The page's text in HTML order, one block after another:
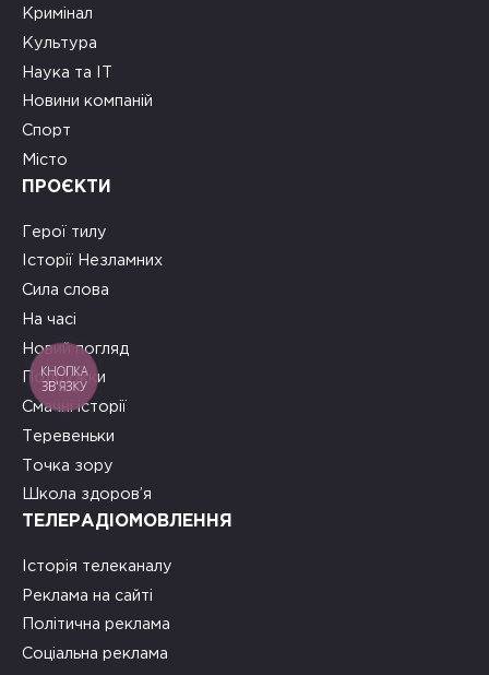
Кримінал
Культура
Наука та ІТ
Новини компаній
Спорт
Місто
ПРОЄКТИ
Герої тилу
Історії Незламних
Сила слова
На часі
Новий погляд
Подружки
Смачні історії
Теревеньки
Точка зору
Школа здоров’я
ТЕЛЕРАДІОМОВЛЕННЯ
Історія телеканалу
Реклама на сайті
Політична реклама
Соціальна реклама
КНОПКА
ЗВ'ЯЗКУ